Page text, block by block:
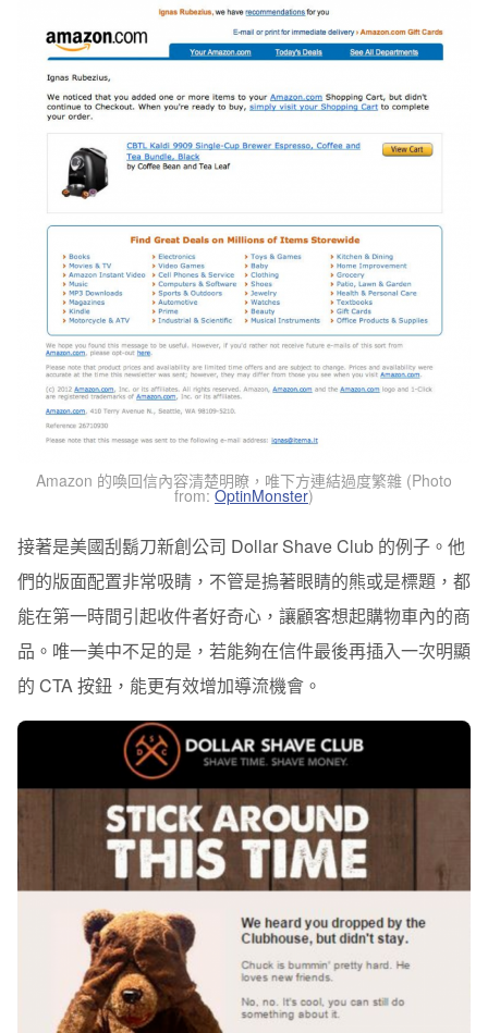
Amazon 的喚回信內容清楚明瞭，唯下方連結過度繁雜 (Photo
from:OptinMonster)
接著是美國刮鬍刀新創公司 Dollar Shave Club 的例子。他
們的版面配置非常吸睛，不管是摀著眼睛的熊或是標題，都
能在第一時間引起收件者好奇心，讓顧客想起購物車內的商
品。唯一美中不足的是，若能夠在信件最後再插入一次明顯
的 CTA 按鈕，能更有效增加導流機會。